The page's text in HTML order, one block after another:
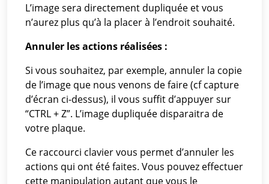
L’image sera directement dupliquée et vous
n’aurez plus qu’à la placer à l’endroit souhaité.
Annuler les actions réalisées :
Si vous souhaitez, par exemple, annuler la copie
de l’image que nous venons de faire (cf capture
d’écran ci-dessus), il vous suffit d’appuyer sur
“CTRL + Z”. L’image dupliquée disparaitra de
votre plaque.
Ce raccourci clavier vous permet d’annuler les
actions qui ont été faites. Vous pouvez effectuer
cette manipulation autant que vous le